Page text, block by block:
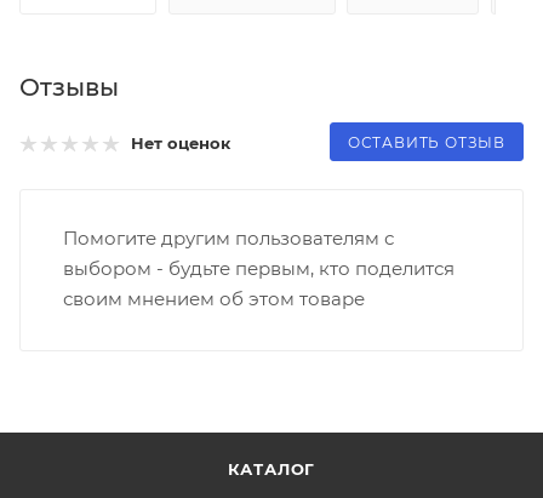
Отзывы
Нет оценок ОСТАВИТЬ ОТЗЫВ
Помогите другим пользователям с
выбором - будьте первым, кто поделится
своим мнением об этом товаре
КАТАЛОГ